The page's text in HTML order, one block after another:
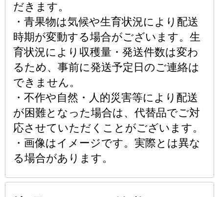
だきます。
・青果物は気候や生育状況により配送
時期が変動する場合がございます。生
育状況により収穫量・発送件数は変わ
るため、事前に発送予定日のご連絡は
できません。
・不作や自然・人的災害等により配送
が困難となった場合は、代替品でご対
応させていただくことがございます。
・画像はイメージです。実際とは異な
る場合があります。